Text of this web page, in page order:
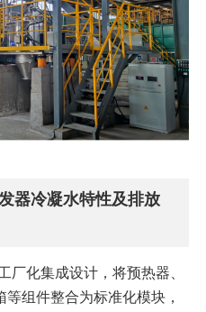
器冷凝水特性及排放
厂化集成设计，将预热器、
组件整合为标准化模块，